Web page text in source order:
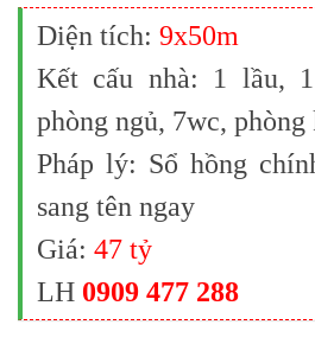
Diện tích: 9x50m
Kết cấu nhà: 1 lầu,
phòng ngủ, 7wc, phòng
Pháp lý: Sổ hồng
sang tên ngay
Giá: 47 tỷ
LH 0909 477 288